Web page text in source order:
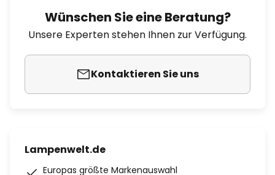
Wünschen Sie eine Beratung?
Unsere Experten stehen Ihnen zur Verfügung.
Kontaktieren Sie uns
Lampenwelt.de
Europas größte Markenauswahl